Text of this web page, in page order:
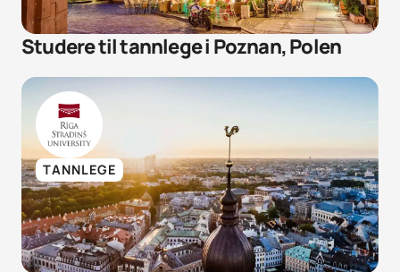
Studere til tannlege i Poznan, Polen
TANNLEGE